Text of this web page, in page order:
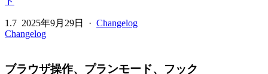
1.7 2025年9月29日 · Changelog
Changelog
ブラウザ操作、プランモード、フック